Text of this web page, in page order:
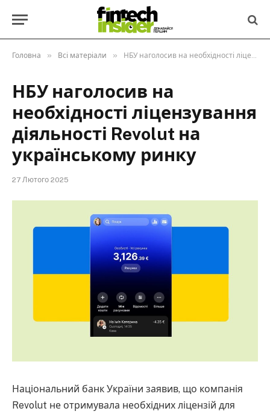
Головна » Всі матеріали » НБУ наголосив на необхідності ліцензування діяльності Revolut на українському ринку
НБУ наголосив на
необхідності ліцензування
діяльності Revolut на
українському ринку
27 Лютого 2025
Національний банк України заявив, що компанія
Revolut не отримувала необхідних ліцензій для